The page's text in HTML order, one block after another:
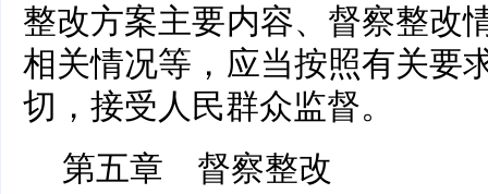
整改方案主要内容、督察整改
相关情况等，应当按照有关要
切，接受人民群众监督。
第五章 督察整改